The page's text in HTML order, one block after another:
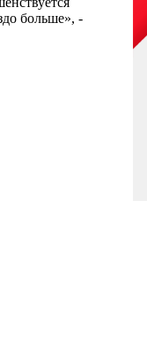
больше», -